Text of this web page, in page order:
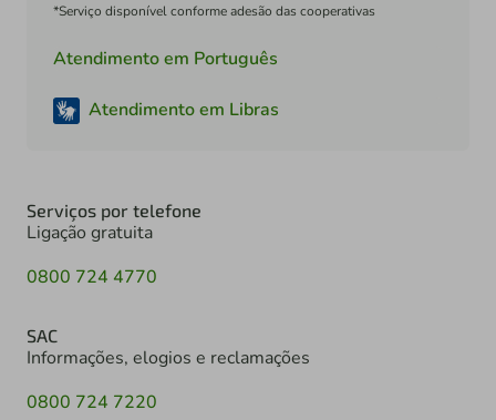
*Serviço disponível conforme adesão das cooperativas
Atendimento em Português
Atendimento em Libras
Serviços por telefone
Ligação gratuita
0800 724 4770
SAC
Informações, elogios e reclamações
0800 724 7220